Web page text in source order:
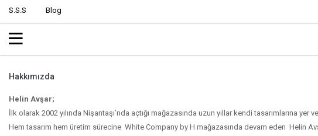
S.S.S Blog
Hakkımızda
Helin Avşar;
İlk olarak 2002 yılında Nişantaşı’nda açtığı mağazasında uzun yıllar kendi tasarımlarına yer
Hem tasarım hem üretim sürecine White Company by H mağazasında devam eden Helin